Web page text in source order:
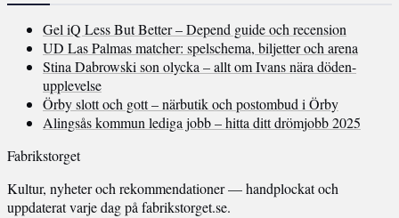
Gel iQ Less But Better – Depend guide och recension
UD Las Palmas matcher: spelschema, biljetter och arena
Stina Dabrowski son olycka – allt om Ivans nära döden-
upplevelse
Örby slott och gott – närbutik och postombud i Örby
Alingsås kommun lediga jobb – hitta ditt drömjobb 2025
Fabrikstorget
Kultur, nyheter och rekommendationer — handplockat och
uppdaterat varje dag på fabrikstorget.se.